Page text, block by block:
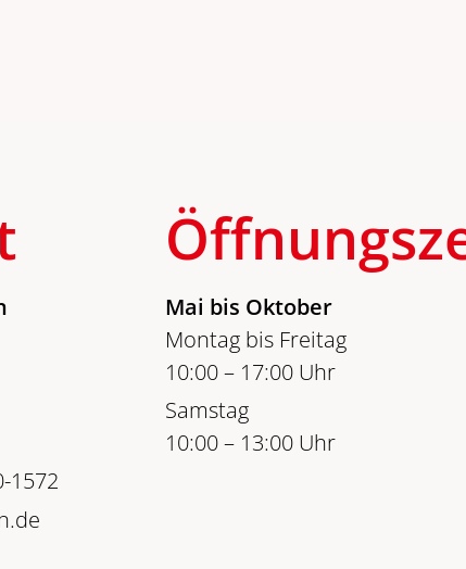
1572
Mai bis Oktober
Montag bis Freitag
10:00 – 17:00 Uhr
Samstag
10:00 – 13:00 Uhr